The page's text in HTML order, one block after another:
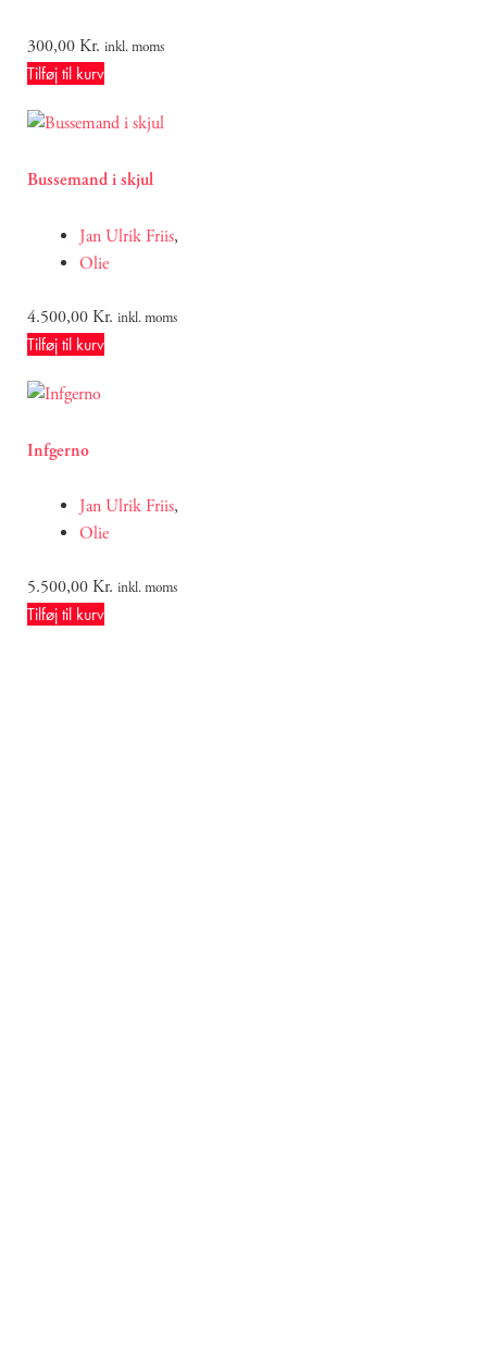
300,00Kr. inkl. moms
Tilføj til kurv
Bussemand i skjul
Jan Ulrik Friis,
Olie
4.500,00Kr. inkl. moms
Tilføj til kurv
Infgerno
Jan Ulrik Friis,
Olie
5.500,00Kr. inkl. moms
Tilføj til kurv